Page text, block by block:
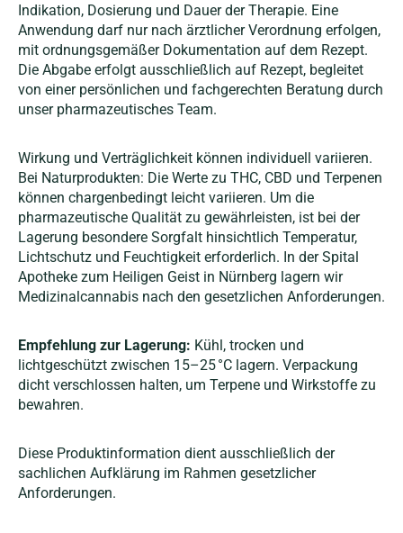
Indikation, Dosierung und Dauer der Therapie. Eine
Anwendung darf nur nach ärztlicher Verordnung erfolgen,
mit ordnungsgemäßer Dokumentation auf dem Rezept.
Die Abgabe erfolgt ausschließlich auf Rezept, begleitet
von einer persönlichen und fachgerechten Beratung durch
unser pharmazeutisches Team.
Wirkung und Verträglichkeit können individuell variieren.
Bei Naturprodukten: Die Werte zu THC, CBD und Terpenen
können chargenbedingt leicht variieren. Um die
pharmazeutische Qualität zu gewährleisten, ist bei der
Lagerung besondere Sorgfalt hinsichtlich Temperatur,
Lichtschutz und Feuchtigkeit erforderlich. In der Spital
Apotheke zum Heiligen Geist in Nürnberg lagern wir
Medizinalcannabis nach den gesetzlichen Anforderungen.
Empfehlung zur Lagerung: Kühl, trocken und
lichtgeschützt zwischen 15–25 °C lagern. Verpackung
dicht verschlossen halten, um Terpene und Wirkstoffe zu
bewahren.
Diese Produktinformation dient ausschließlich der
sachlichen Aufklärung im Rahmen gesetzlicher
Anforderungen.